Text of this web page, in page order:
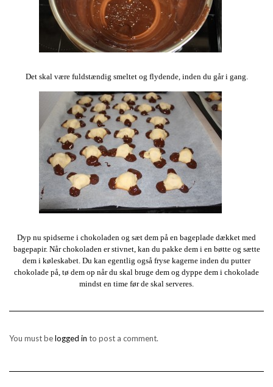
Det skal være fuldstændig smeltet og flydende, inden du går i gang.
Dyp nu spidserne i chokoladen og sæt dem på en bageplade dækket med
bagepapir. Når chokoladen er stivnet, kan du pakke dem i en bøtte og sætte
dem i køleskabet. Du kan egentlig også fryse kagerne inden du putter
chokolade på, tø dem op når du skal bruge dem og dyppe dem i chokolade
mindst en time før de skal serveres.
You must belogged in to post a comment.